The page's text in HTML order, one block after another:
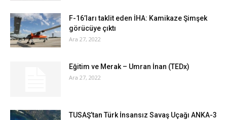
F-16’ları taklit eden İHA: Kamikaze Şimşek
görücüye çıktı
Ara 27, 2022
Eğitim ve Merak – Umran İnan (TEDx)
Ara 27, 2022
TUSAŞ’tan Türk İnsansız Savaş Uçağı ANKA-3